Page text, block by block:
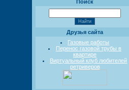
Поиск
Друзья сайта
Газовые работы
Перенос газовой трубы в
квартире
Виртуальный клуб любителей
ретриверов